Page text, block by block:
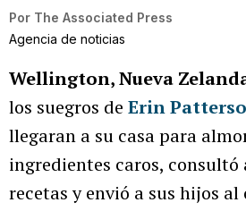
Por The Associated Press
Agencia de noticias
Wellington, Nueva
los suegros de Erin
llegaran a su casa para
ingredientes caros, consultó
recetas y envió a sus hijos al